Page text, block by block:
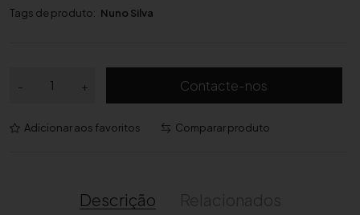
Tags de produto: Nuno Silva
-
n
+ Contacte-nos
Adicionar aos favoritos Comparar produto
Descrição